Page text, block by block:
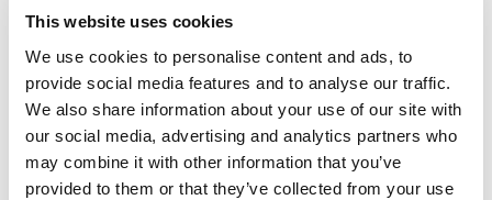
This website uses cookies
We use cookies to personalise content and ads, to
provide social media features and to analyse our traffic.
We also share information about your use of our site with
our social media, advertising and analytics partners who
may combine it with other information that you’ve
provided to them or that they’ve collected from your use
Guía embutida con perfiles embellecedores en acabado palladio, a
juego con la estructura de las puertas correderas